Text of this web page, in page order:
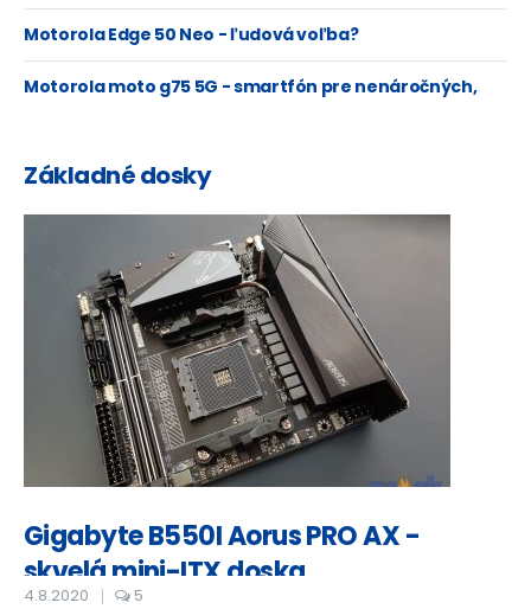
Motorola Edge 50 Neo - ľudová voľba?
Motorola moto g75 5G - smartfón pre nenáročných,
Základné dosky
Gigabyte B550I Aorus PRO AX -
skvelá mini-ITX doska
4.8.2020 5